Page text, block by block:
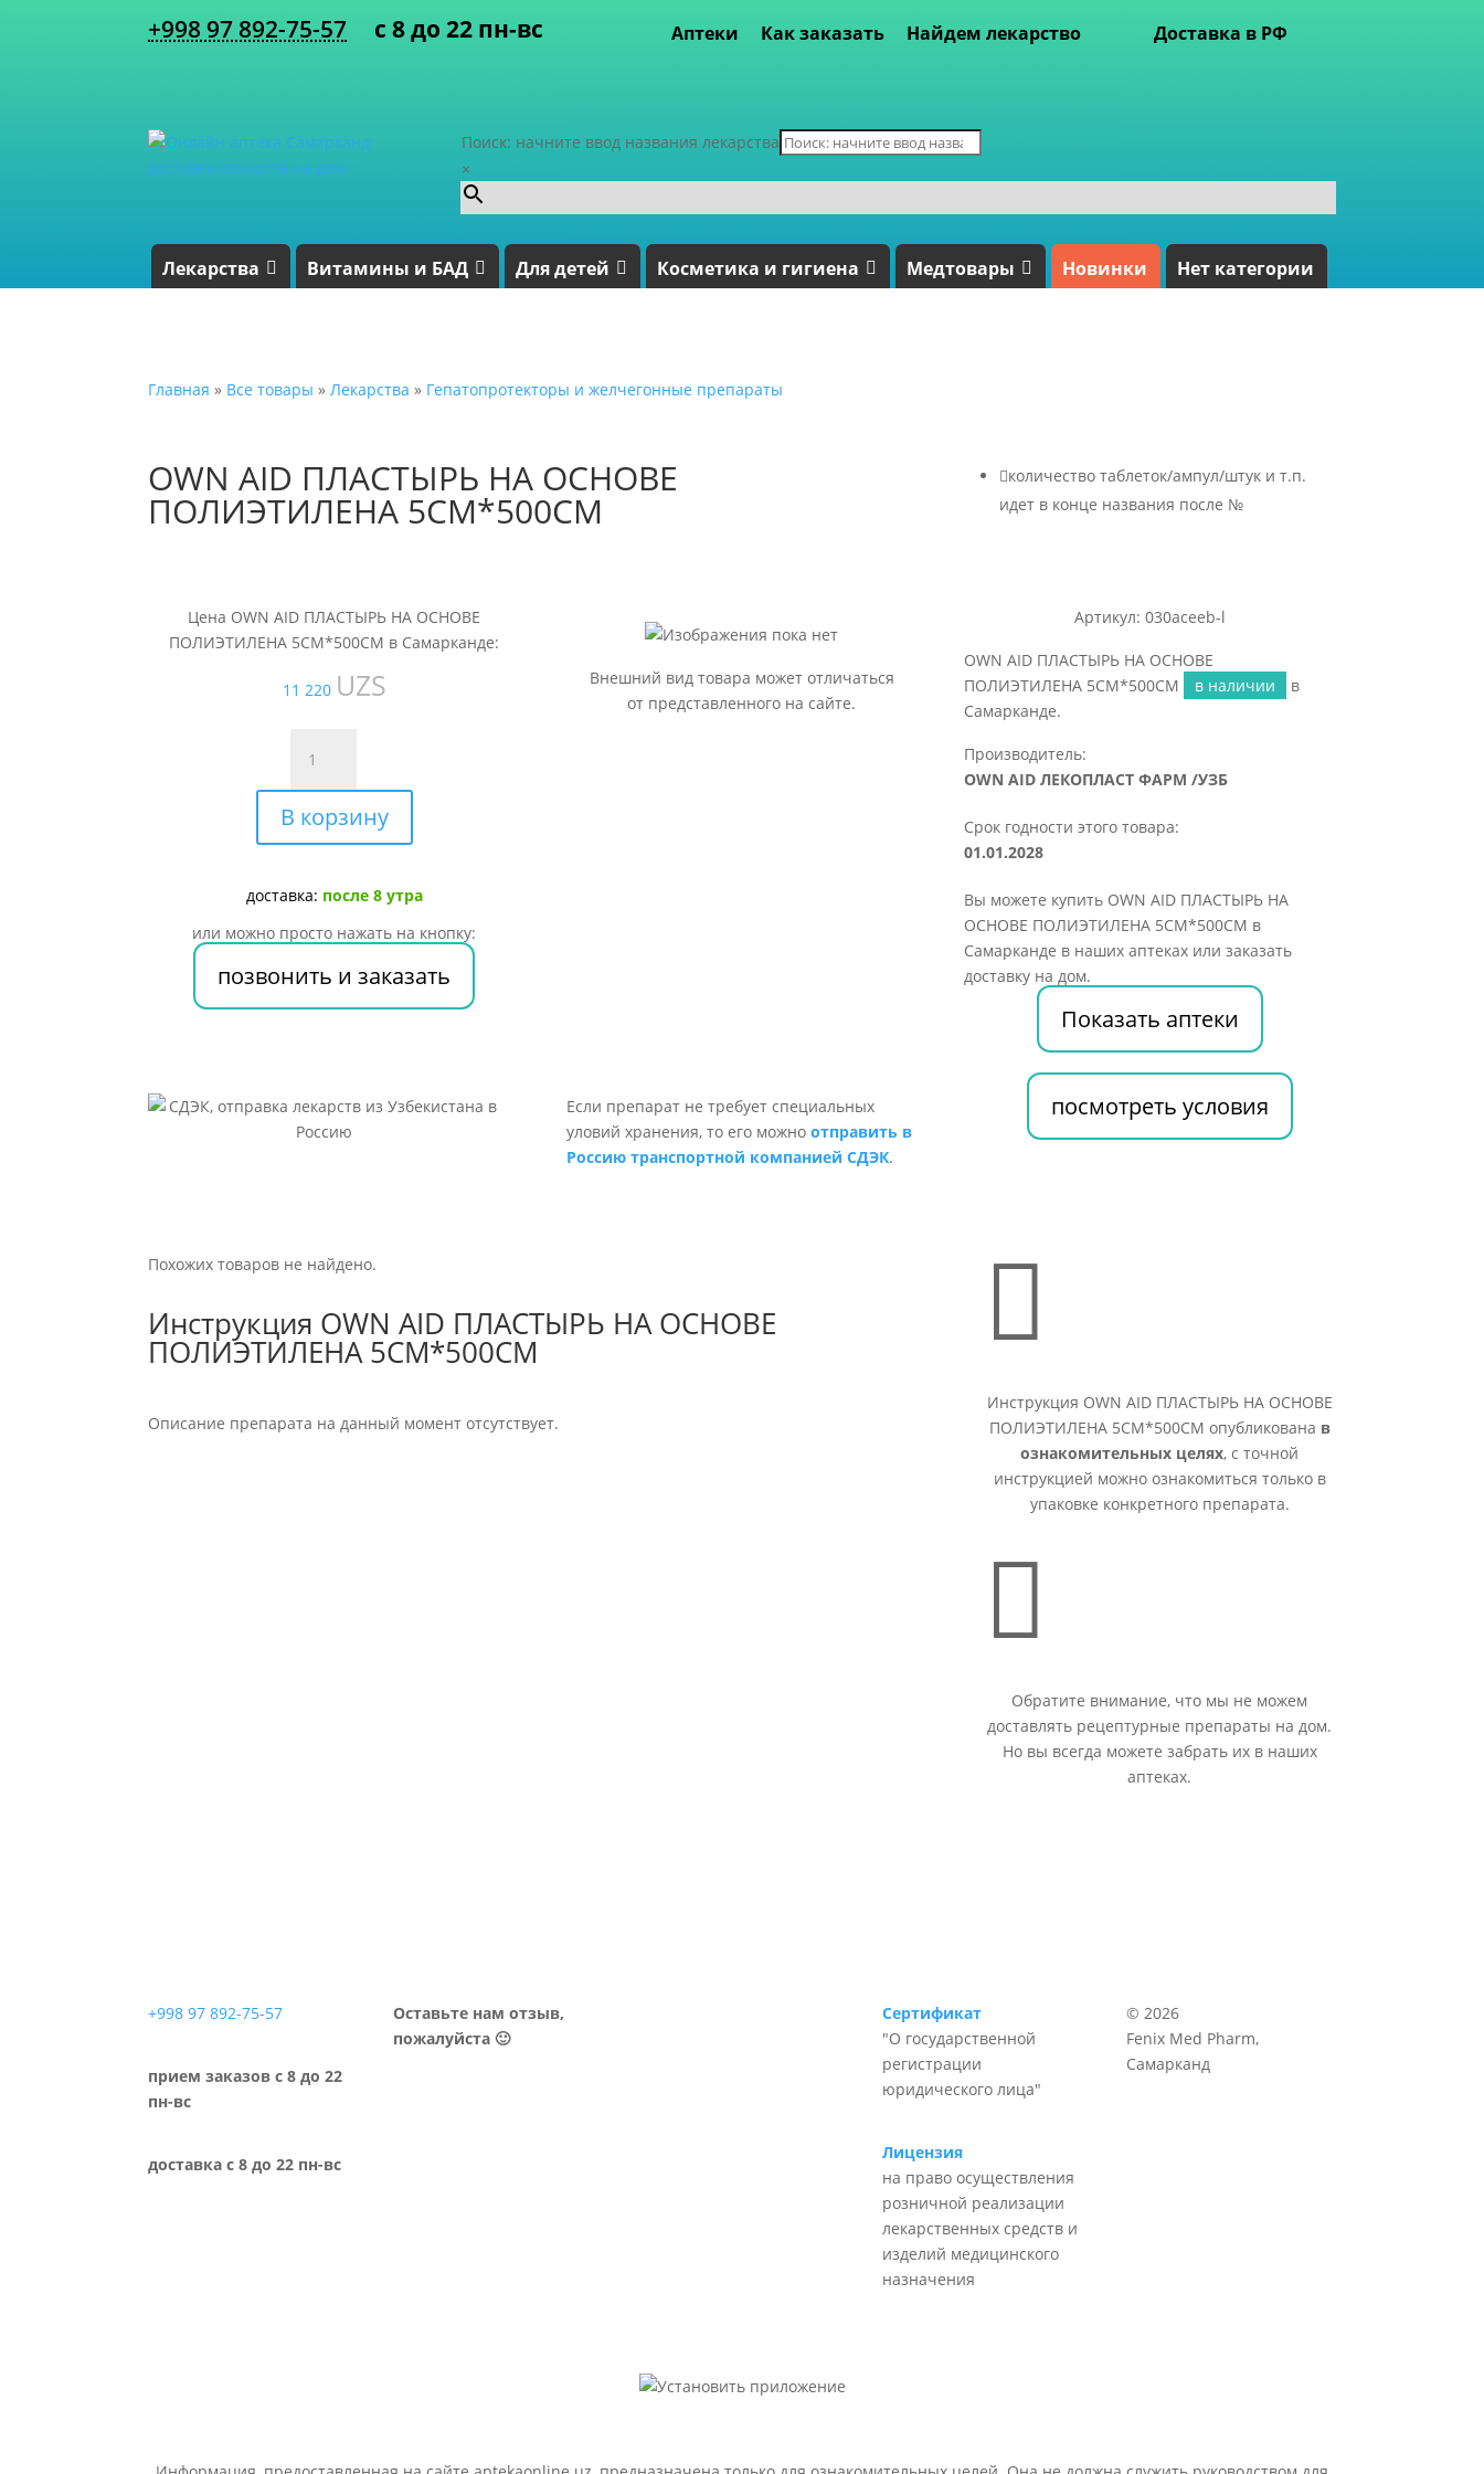
+998 97 892-75-57 с 8 до 22 пн-вс Аптеки Как заказать Найдем лекарство Доставка в РФ
Поиск: начните ввод названия лекарства
×
Лекарства Витамины и БАД Для детей Косметика и гигиена Медтовары Новинки Нет категории
Главная » Все товары » Лекарства » Гепатопротекторы и желчегонные препараты
OWN AID ПЛАСТЫРЬ НА ОСНОВЕ
ПОЛИЭТИЛЕНА 5СМ*500СМ
количество таблеток/ампул/штук и т.п.
идет в конце названия после №
Цена OWN AID ПЛАСТЫРЬ НА ОСНОВЕ
ПОЛИЭТИЛЕНА 5СМ*500СМ в Самарканде:
11 220 UZS
товара
OWN
AID
ПЛАСТЫРЬ
ОСНОВЕ
5СМ*500СМ
В корзину
доставка: после 8 утра
или можно просто нажать на кнопку:
позвонить и заказать
Внешний вид товара может отличаться
от представленного на сайте.
Артикул: 030aceeb-l
OWN AID ПЛАСТЫРЬ НА ОСНОВЕ
ПОЛИЭТИЛЕНА 5СМ*500СМ
в наличии
в
Самарканде.
Производитель:
OWN AID ЛЕКОПЛАСТ ФАРМ /УЗБ
Срок годности этого товара:
01.01.2028
Вы можете купить OWN AID ПЛАСТЫРЬ НА
ОСНОВЕ ПОЛИЭТИЛЕНА 5СМ*500СМ в
Самарканде в наших аптеках или заказать
доставку на дом.
Показать аптеки
Если препарат не требует специальных
уловий хранения, то его можно отправить в
Россию транспортной компанией СДЭК.
посмотреть условия
Похожих товаров не найдено.
Инструкция OWN AID ПЛАСТЫРЬ НА ОСНОВЕ
ПОЛИЭТИЛЕНА 5СМ*500СМ
Описание препарата на данный момент отсутствует.

Инструкция OWN AID ПЛАСТЫРЬ НА ОСНОВЕ
ПОЛИЭТИЛЕНА 5СМ*500СМ опубликована в
ознакомительных целях, с точной
инструкцией можно ознакомиться только в
упаковке конкретного препарата.

Обратите внимание, что мы не можем
доставлять рецептурные препараты на дом.
Но вы всегда можете забрать их в наших
аптеках.
+998 97 892-75-57
прием заказов с 8 до 22
пн-вс
доставка с 8 до 22 пн-вс
Оставьте нам отзыв,
пожалуйста 🙂
Сертификат
"О государственной
регистрации
юридического лица"
Лицензия
на право осуществления
розничной реализации
лекарственных средств и
изделий медицинского
назначения
© 2026
Fenix Med Pharm,
Самарканд